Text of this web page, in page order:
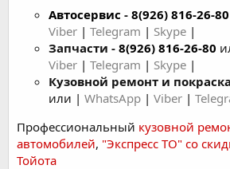
Автосервис - 8(926) 816-26-80
Viber | Telegram | Skype |
Запчасти - 8(926) 816-26-80
Viber | Telegram | Skype |
Кузовной ремонт и
или | WhatsApp | Viber |
Профессиональный кузовной
автомобилей, "Экспресс ТО" со
Тойота